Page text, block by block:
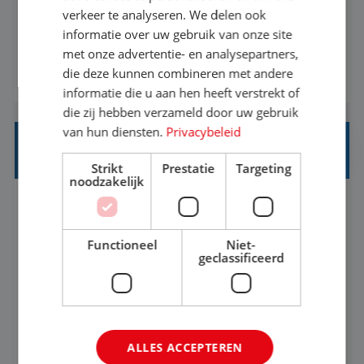
eenoudergezinnen én singles de meest
onvergetelijke vakanties van hun leven, hoe gaaf
is dat? Ben jij de commerciële professional die
net zo goed thuis is in een onderhandeling als op
verkenning bij een nieuwe accommodatie ergens
in Europa? Dan is dit jouw kans. A...
BEKIJK VACATURE
INKOPER VAKANTIES
33-36 uur MBO
Jij vindt de mooiste plekjes ter wereld en geeft
eenoudergezinnen én singles de meest
onvergetelijke vakanties van hun leven, hoe gaaf
is dat? Ben jij de commerciële professional die
net zo goed thuis is in een onderhandeling als op
BEKIJK VACATURE
verkeer te analyseren. We delen ook
informatie over uw gebruik van onze site
met onze advertentie- en analysepartners,
die deze kunnen combineren met andere
informatie die u aan hen heeft verstrekt of
die zij hebben verzameld door uw gebruik
van hun diensten. Privacybeleid
Strikt
noodzakelijk
Prestatie Targeting
Functioneel
Niet-
geclassificeerd
ALLES ACCEPTEREN